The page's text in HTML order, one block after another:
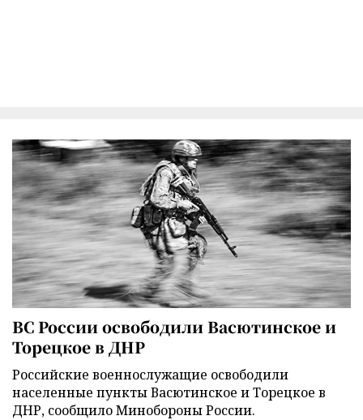
ВС России освободили Васютинское и
Торецкое в ДНР
Российские военнослужащие освободили
населенные пункты Васютинское и Торецкое в
ДНР, сообщило Минобороны России.